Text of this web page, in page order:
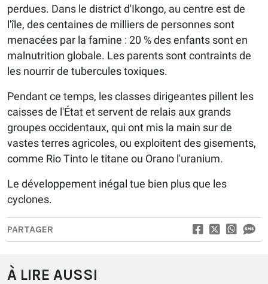
perdues. Dans le district d'Ikongo, au centre est de
l'île, des centaines de milliers de personnes sont
menacées par la famine : 20 % des enfants sont en
malnutrition globale. Les parents sont contraints de
les nourrir de tubercules toxiques.
Pendant ce temps, les classes dirigeantes pillent les
caisses de l'État et servent de relais aux grands
groupes occidentaux, qui ont mis la main sur de
vastes terres agricoles, ou exploitent des gisements,
comme Rio Tinto le titane ou Orano l'uranium.
Le développement inégal tue bien plus que les
cyclones.
PARTAGER
À LIRE AUSSI